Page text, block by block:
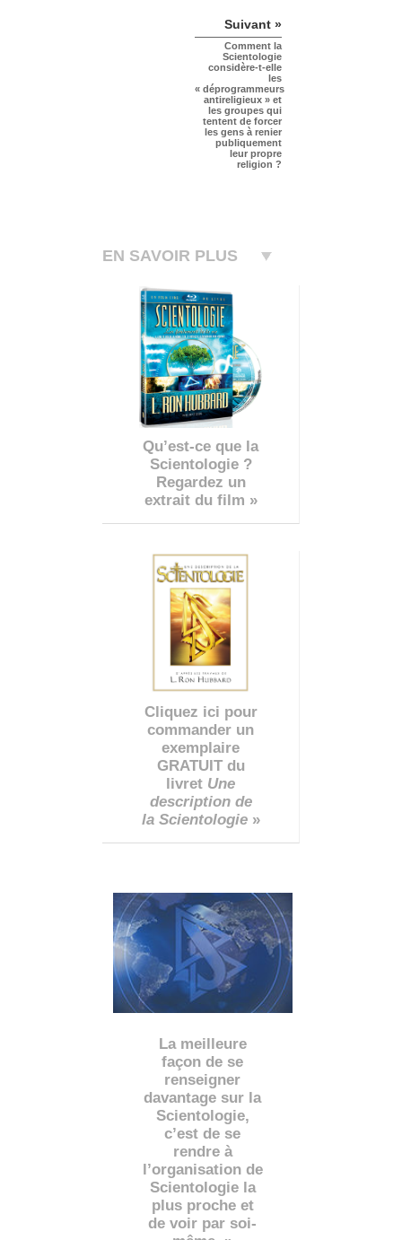
Suivant »
Comment la
Scientologie
considère-t-elle
les
« déprogrammeurs
antireligieux » et
les groupes qui
tentent de forcer
les gens à renier
publiquement
leur propre
religion ?
EN SAVOIR PLUS
Qu’est-ce que la
Scientologie ?
Regardez un
extrait du film »
Cliquez ici pour
commander un
exemplaire
GRATUIT du
livret Une
description de
la Scientologie»
La meilleure
façon de se
renseigner
davantage sur la
Scientologie,
c’est de se
rendre à
l’organisation de
Scientologie la
plus proche et
de voir par soi-